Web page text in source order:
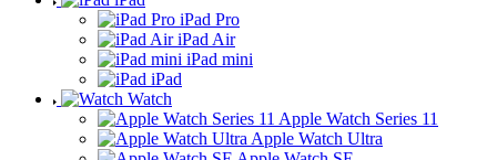
iPad Pro
iPad Air
iPad mini
iPad
Watch
Apple Watch Series 11
Apple Watch Ultra